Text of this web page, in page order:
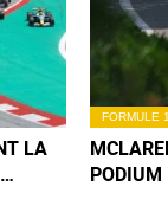
LA
FORMULE 1
PODIUM